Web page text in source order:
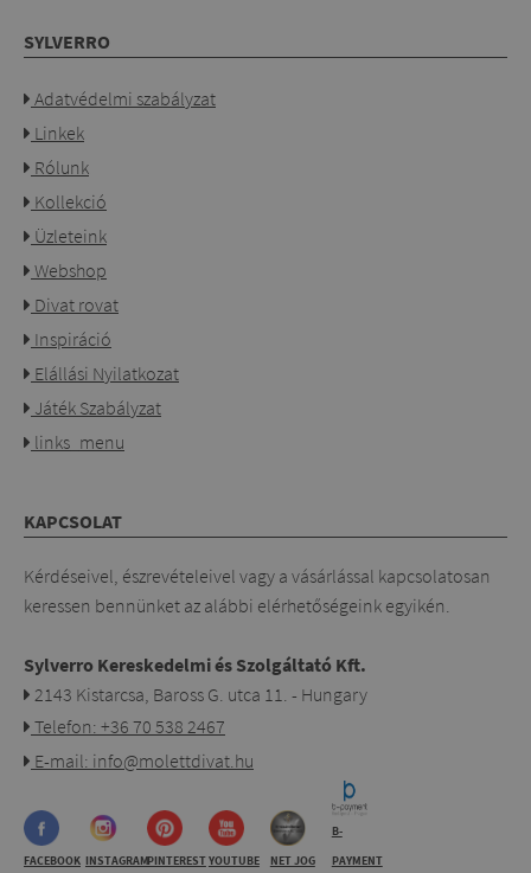
SYLVERRO
Adatvédelmi szabályzat
Linkek
Rólunk
Kollekció
Üzleteink
Webshop
Divat rovat
Inspiráció
Elállási Nyilatkozat
Játék Szabályzat
links_menu
KAPCSOLAT
Kérdéseivel, észrevételeivel vagy a vásárlással kapcsolatosan
keressen bennünket az alábbi elérhetőségeink egyikén.
Sylverro Kereskedelmi és Szolgáltató Kft.
2143 Kistarcsa, Baross G. utca 11. - Hungary
Telefon: +36 70 538 2467
E-mail: info@molettdivat.hu
FACEBOOK INSTAGRAMPINTERESTYOUTUBE NET JOG
B-
PAYMENT